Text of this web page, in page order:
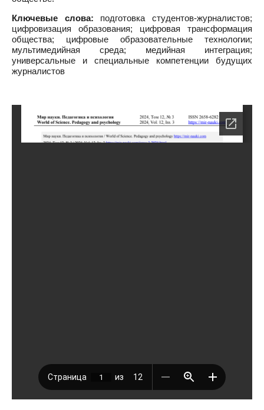
Ключевые слова: подготовка студентов-журналистов;
цифровизация образования; цифровая трансформация
общества; цифровые образовательные технологии;
мультимедийная среда; медийная интеграция;
универсальные и специальные компетенции будущих
журналистов